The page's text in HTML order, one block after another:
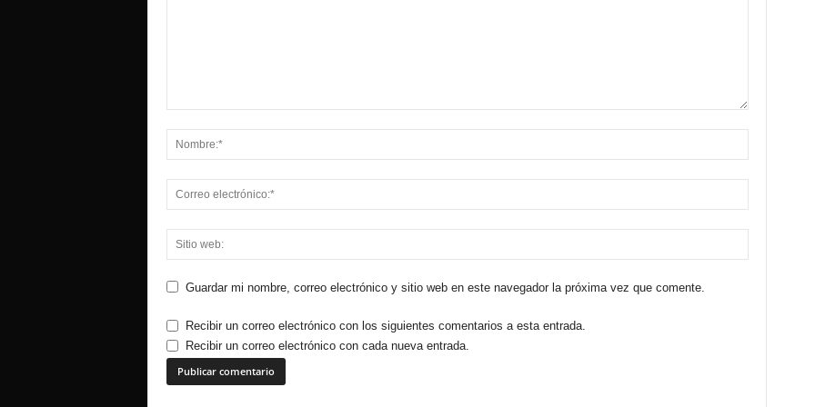
Guardar mi nombre, correo electrónico y sitio web en este navegador la próxima vez que comente.
Recibir un correo electrónico con los siguientes comentarios a esta entrada.
Recibir un correo electrónico con cada nueva entrada.